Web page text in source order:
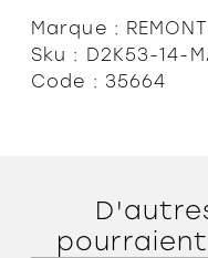
Marque :
Sku : D2K53-14-
Code : 35664